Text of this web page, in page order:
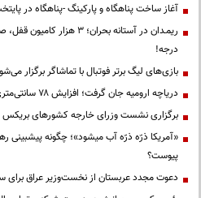
آغاز ساخت پناهگاه و پارکینگ -پناهگاه در
درجه!
بازی‌های لیگ برتر فوتبال با تماشاگر برگزار
دریاچه ارومیه جان گرفت؛ افزایش ۷۸ سانتی‌متری تراز
برگزاری نشست وزرای خارجه کشورهای بریکس
«آمریکا ذرّه ذرّه آب میشود»؛ چگونه پیشبینی
پیوست؟
دعوت مجدد عربستان از نخست‌وزیر عراق برای